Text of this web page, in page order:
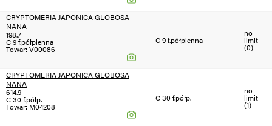
CRYPTOMERIA JAPONICA GLOBOSA
NANA
198.7
C 9 f.półpienna
Towar: V00086
C 9 f.półpienna
no
limit
(0)
CRYPTOMERIA JAPONICA GLOBOSA
NANA
614.9
C 30 f.półp.
Towar: M04208
C 30 f.półp.
no
limit
(1)